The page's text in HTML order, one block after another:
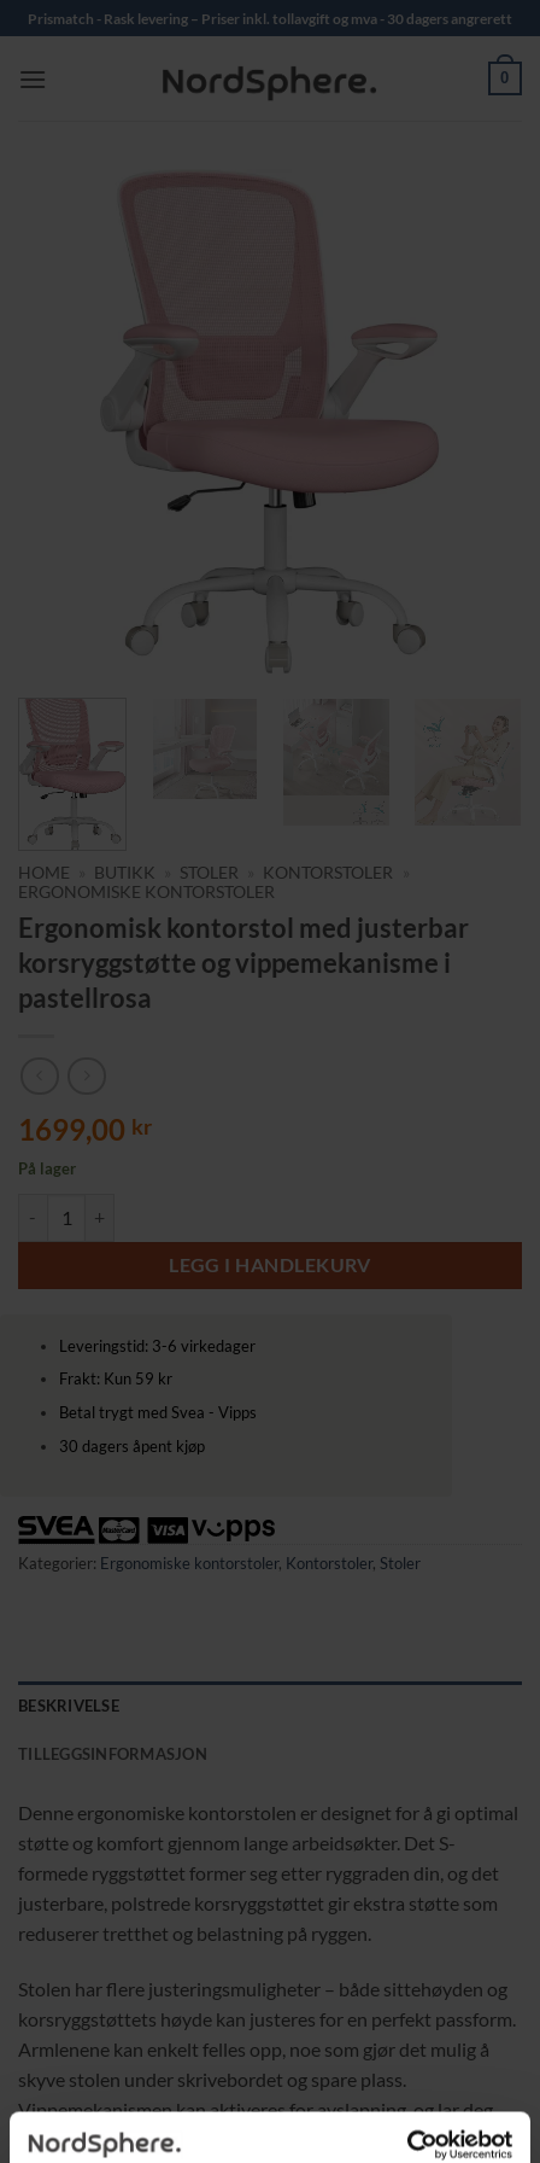
Skip
to
content
Prismatch - Rask levering – Priser inkl. tollavgift og mva - 30 dagers angrerett
0
HOME BUTIKK STOLER KONTORSTOLER
ERGONOMISKE KONTORSTOLER
Ergonomisk kontorstol med justerbar
korsryggstøtte og vippemekanisme i
pastellrosa
1699,00 kr
På lager
LEGG I HANDLEKURV
Leveringstid: 3-6 virkedager
Frakt: Kun 59 kr
Betal trygt med Svea - Vipps
30 dagers åpent kjøp
Kategorier: Ergonomiske kontorstoler, Kontorstoler, Stoler
BESKRIVELSE
TILLEGGSINFORMASJON
Denne ergonomiske kontorstolen er designet for å gi optimal
støtte og komfort gjennom lange arbeidsøkter. Det S-
formede ryggstøttet former seg etter ryggraden din, og det
justerbare, polstrede korsryggstøttet gir ekstra støtte som
reduserer tretthet og belastning på ryggen.
Stolen har flere justeringsmuligheter – både sittehøyden og
korsryggstøttets høyde kan justeres for en perfekt passform.
Armlenene kan enkelt felles opp, noe som gjør det mulig å
skyve stolen under skrivebordet og spare plass.
Vippemekanismen kan aktiveres for avslapning, og lar deg
lene stolen bakover fra 90° til 105°.